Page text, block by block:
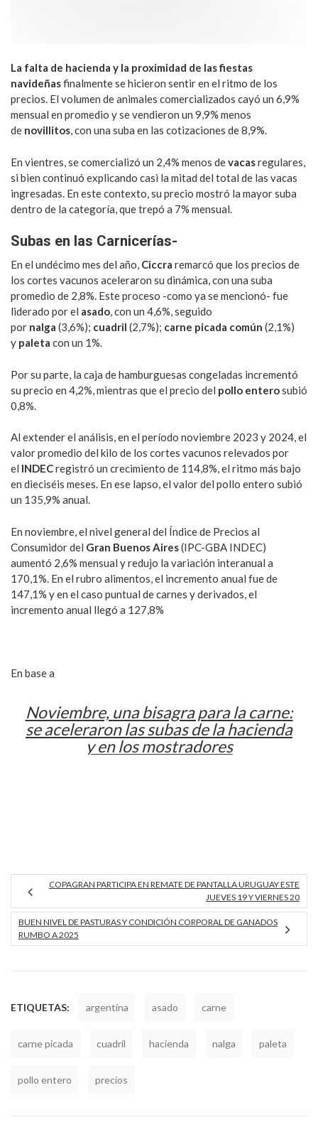
La falta de hacienda y la proximidad de las fiestas
navideñasfinalmente se hicieron sentir en el ritmo de los
precios. El volumen de animales comercializados cayó un 6,9%
mensual en promedio y se vendieron un 9,9% menos
de novillitos, con una suba en las cotizaciones de 8,9%.
En vientres, se comercializó un 2,4% menos devacasregulares,
si bien continuó explicando casi la mitad del total de las vacas
ingresadas. En este contexto, su precio mostró la mayor suba
dentro de la categoría, que trepó a 7% mensual.
Subas en las Carnicerías-
En el undécimo mes del año, Ciccra remarcó que los precios de
los cortes vacunos aceleraron su dinámica, con una suba
promedio de 2,8%. Este proceso -como ya se mencionó- fue
liderado por el asado, con un 4,6%, seguido
por nalga (3,6%); cuadril (2,7%); carne picada común (2,1%)
y paleta con un 1%.
Por su parte, la caja de hamburguesas congeladas incrementó
su precio en 4,2%, mientras que el precio del pollo enterosubió
0,8%.
Al extender el análisis, en el período noviembre 2023 y 2024, el
valor promedio del kilo de los cortes vacunos relevados por
el INDECregistró un crecimiento de 114,8%, el ritmo más bajo
en dieciséis meses. En ese lapso, el valor del pollo entero subió
un 135,9% anual.
En noviembre, el nivel general del Índice de Precios al
Consumidor del Gran Buenos Aires(IPC-GBA INDEC)
aumentó 2,6% mensual y redujo la variación interanual a
170,1%. En el rubro alimentos, el incremento anual fue de
147,1% y en el caso puntual de carnes y derivados, el
incremento anual llegó a 127,8%
En base a
Noviembre, una bisagra para la carne:
se aceleraron las subas de la hacienda
y en los mostradores
COPAGRAN PARTICIPA EN REMATE DE PANTALLA URUGUAY ESTE
JUEVES 19 Y VIERNES 20
BUEN NIVEL DE PASTURAS Y CONDICIÓN CORPORAL DE GANADOS
RUMBO A 2025
ETIQUETAS: argentina asado carne
carne picada cuadril hacienda nalga paleta
pollo entero precios